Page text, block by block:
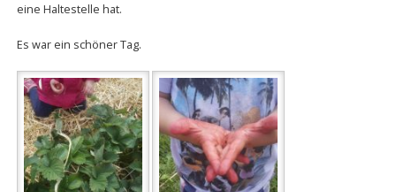
eine Haltestelle hat.
Es war ein schöner Tag.